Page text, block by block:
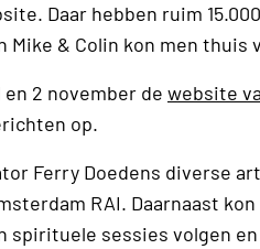
Daar hebben ruim
Mike & Colin kon men
en 2 november de website
op.
Ferry Doedens diverse
RAI. Daarnaast
spirituele sessies volgen